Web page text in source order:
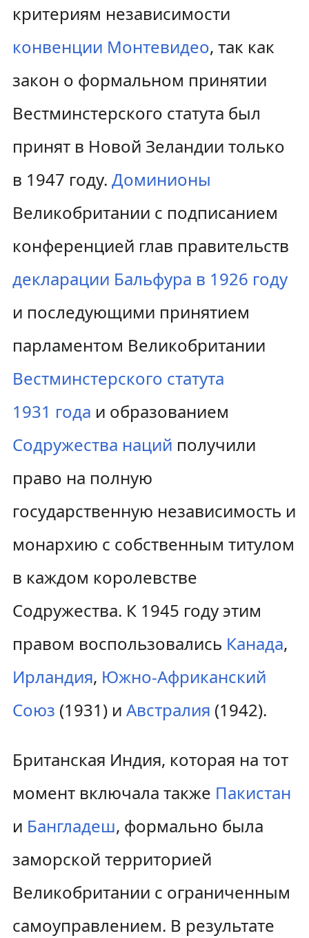
критериям независимости
конвенции Монтевидео, так как
закон о формальном принятии
Вестминстерского статута был
принят в Новой Зеландии только
в 1947 году. Доминионы
Великобритании с подписанием
конференцией глав правительств
декларации Бальфура в 1926 году
и последующими принятием
парламентом Великобритании
Вестминстерского статута
1931 года и образованием
Содружества наций получили
право на полную
государственную независимость и
монархию с собственным титулом
в каждом королевстве
Содружества. К 1945 году этим
правом воспользовались Канада,
Ирландия, Южно-Африканский
Союз (1931) и Австралия (1942).
Британская Индия, которая на тот
момент включала также Пакистан
и Бангладеш, формально была
заморской территорией
Великобритании с ограниченным
самоуправлением. В результате